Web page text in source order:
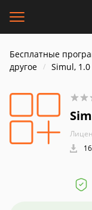
Бесплатные
другое
Simul, 1.0